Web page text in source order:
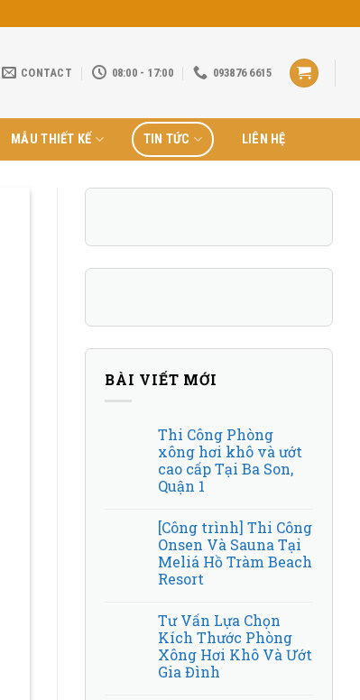
CONTACT 08:00 - 17:00 093876 6615
MẪU THIẾT KẾ TIN TỨC LIÊN HỆ
BÀI VIẾT MỚI
Thi Công Phòng
xông hơi khô và ướt
cao cấp Tại Ba Son,
Quận 1
[Công trình] Thi Công
Onsen Và Sauna Tại
Meliá Hồ Tràm Beach
Resort
Tư Vấn Lựa Chọn
Kích Thước Phòng
Xông Hơi Khô Và Ướt
Gia Đình